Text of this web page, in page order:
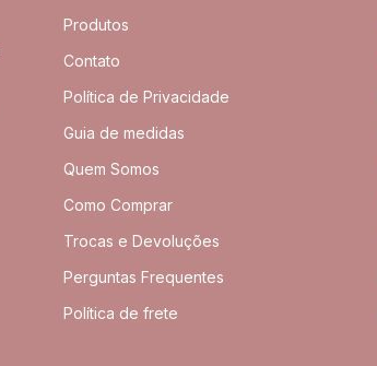
Produtos
Contato
Política de Privacidade
Guia de medidas
Quem Somos
Como Comprar
Trocas e Devoluções
Perguntas Frequentes
Política de frete